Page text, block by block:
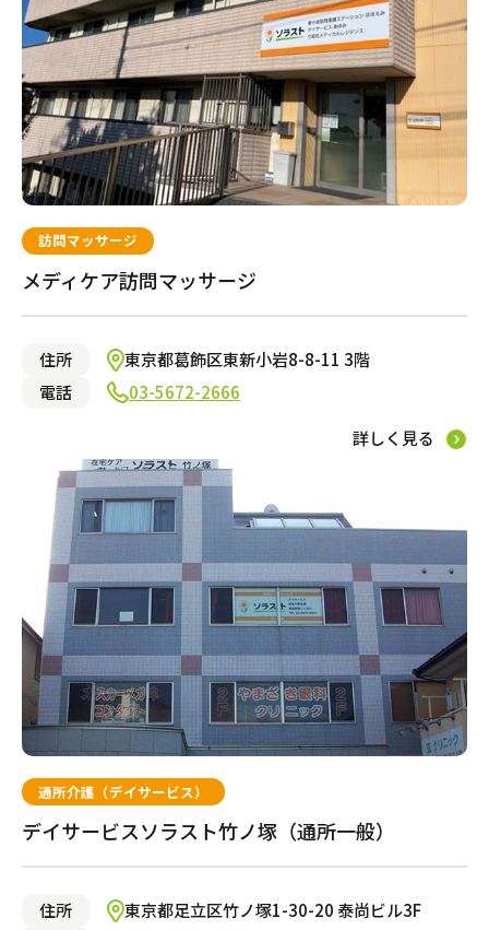
訪問マッサージ
メディケア訪問マッサージ
住所
東京都葛飾区東新小岩8-8-11 3階
電話
03-5672-2666
詳しく見る
通所介護（デイサービス）
デイサービスソラスト竹ノ塚（通所一般）
住所
東京都足立区竹ノ塚1-30-20 泰尚ビル3F
門真市
寝屋川市
大阪市旭区
吹田市
大阪市北区
大阪市東住吉区
堺市北区
堺市南区
岸和田市
大阪市西成区
大阪市淀川区
池田市
柏原市
大阪市阿倍野区
八潮市
さいたま市北区
埼玉県さいたま市見沼
区
川崎市川崎区
茅ケ崎市
横浜市西区
横浜市鶴見区
厚木市
横浜市青葉区
横浜市旭区
平塚市
相模原市中央区
有料老人ホーム
サービス付き高齢者向け住宅
自宅から通う・泊まる
通所介護（デイサービス）
小規模多機能型居宅介護
自宅でサービスを受ける
訪問介護